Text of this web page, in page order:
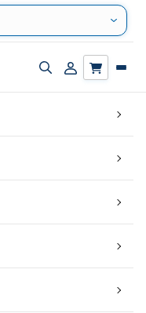
Zapnout/vypnout
Přihlásit/